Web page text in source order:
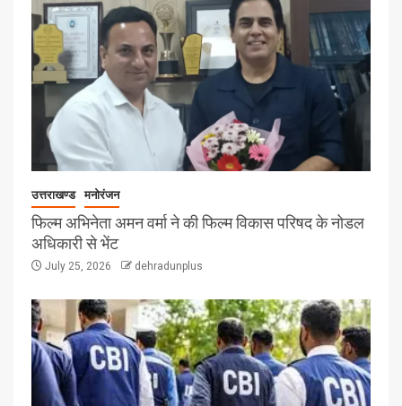
उत्तराखण्ड मनोरंजन
फिल्म अभिनेता अमन वर्मा ने की फिल्म विकास परिषद के नोडल
अधिकारी से भेंट
July 25, 2026 dehradunplus